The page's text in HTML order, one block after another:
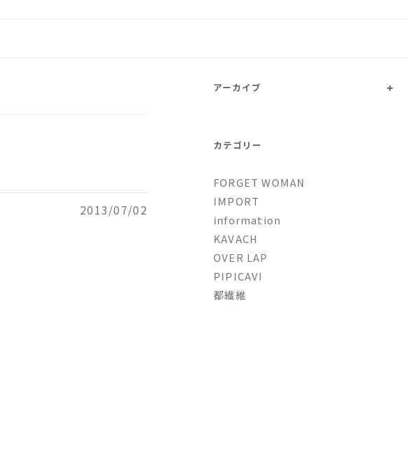
ンポートファッションとオリジナルブ
2013/07/02
アーカイブ +
カテゴリー
FORGET WOMAN
IMPORT
information
KAVACH
OVER LAP
PIPICAVI
都繊維